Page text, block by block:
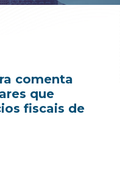
comenta
que
fiscais de